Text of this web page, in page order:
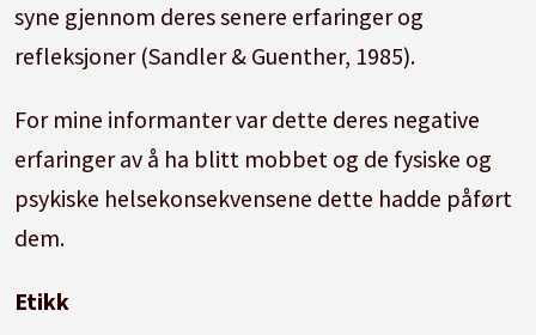
syne gjennom deres senere erfaringer og
refleksjoner (Sandler & Guenther, 1985).
For mine informanter var dette deres negative
erfaringer av å ha blitt mobbet og de fysiske og
psykiske helsekonsekvensene dette hadde påført
dem.
Etikk